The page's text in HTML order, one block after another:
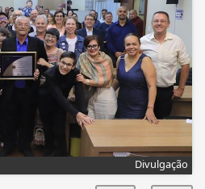
Divulgação